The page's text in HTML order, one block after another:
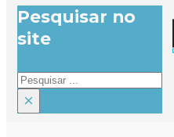
Pesquisar no
site
Pesquisar
×